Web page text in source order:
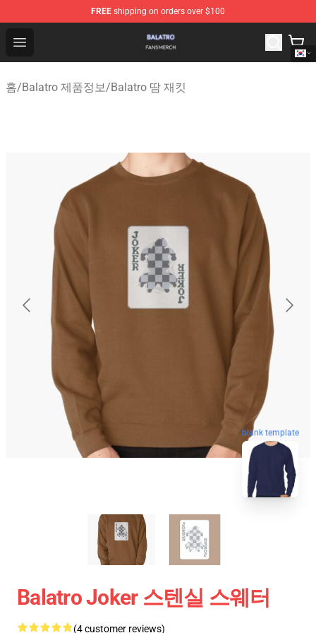
FREE shipping on orders over $100
Open menu
Balatro Shop - Official Balatro Merchandise Store
홈/Balatro 제품정보/Balatro 땀 재킷
blank template
Balatro Joker 스텐실 스웨터
(4 customer reviews)